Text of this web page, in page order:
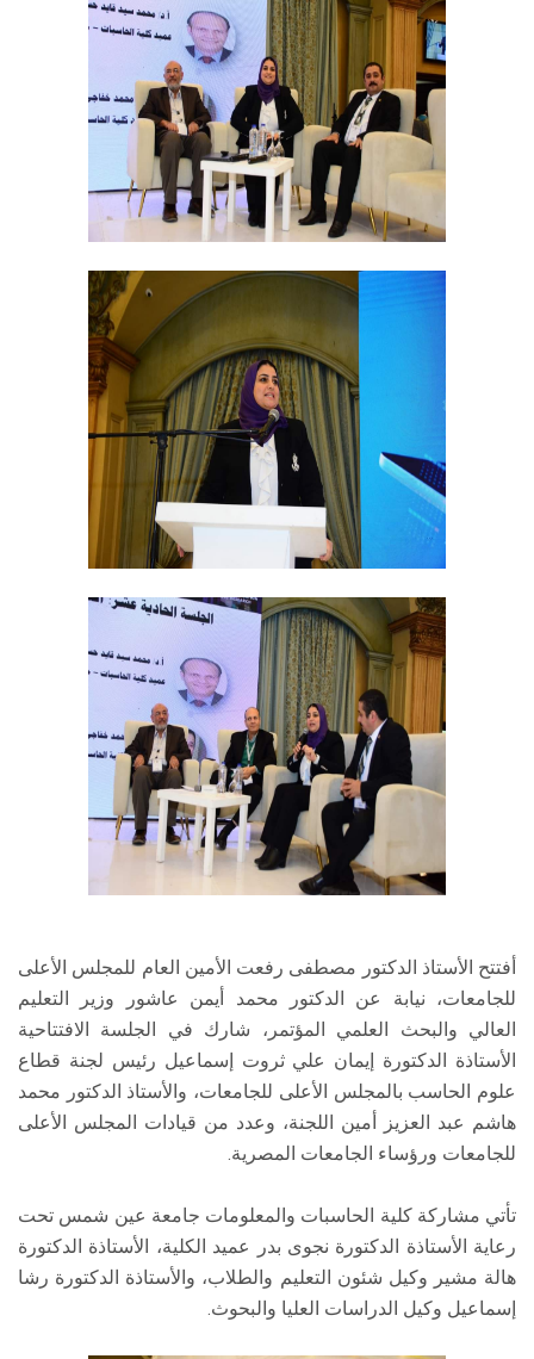
أفتتح الأستاذ الدكتور مصطفى رفعت الأمين العام للمجلس الأعلى
للجامعات، نيابة عن الدكتور محمد أيمن عاشور وزير التعليم
العالي والبحث العلمي المؤتمر، شارك في الجلسة الافتتاحية
الأستاذة الدكتورة إيمان علي ثروت إسماعيل رئيس لجنة قطاع
علوم الحاسب بالمجلس الأعلى للجامعات، والأستاذ الدكتور محمد
هاشم عبد العزيز أمين اللجنة، وعدد من قيادات المجلس الأعلى
للجامعات ورؤساء الجامعات المصرية.
تأتي مشاركة كلية الحاسبات والمعلومات جامعة عين شمس تحت
رعاية الأستاذة الدكتورة نجوى بدر عميد الكلية، الأستاذة الدكتورة
هالة مشير وكيل شئون التعليم والطلاب، والأستاذة الدكتورة رشا
إسماعيل وكيل الدراسات العليا والبحوث.